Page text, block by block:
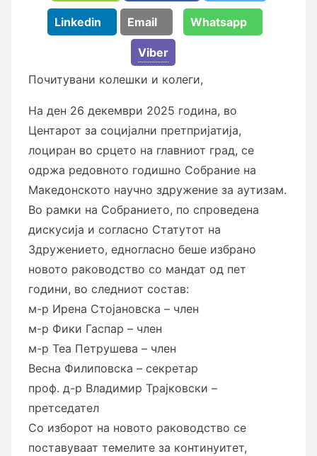
Linkedin Email Whatsapp
Viber
Почитувани колешки и колеги,
На ден 26 декември 2025 година, во
Центарот за социјални претпријатија,
лоциран во срцето на главниот град, се
одржа редовното годишно Собрание на
Македонското научно здружение за аутизам.
Во рамки на Собранието, по спроведена
дискусија и согласно Статутот на
Здружението, едногласно беше избрано
новото раководство со мандат од пет
години, во следниот состав:
м-р Ирена Стојановска – член
м-р Фики Гаспар – член
м-р Теа Петрушева – член
Весна Филиповска – секретар
проф. д-р Владимир Трајковски –
претседател
Со изборот на новото раководство се
поставуваат темелите за континуитет,